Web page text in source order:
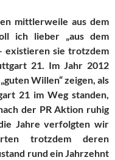
mittlerweile aus dem
ich lieber „aus dem
existieren sie trotzdem
21. Im Jahr 2012
Willen“ zeigen, als
21 im Weg standen,
der PR Aktion ruhig
Jahre verfolgten wir
trotzdem deren
rund ein Jahrzehnt